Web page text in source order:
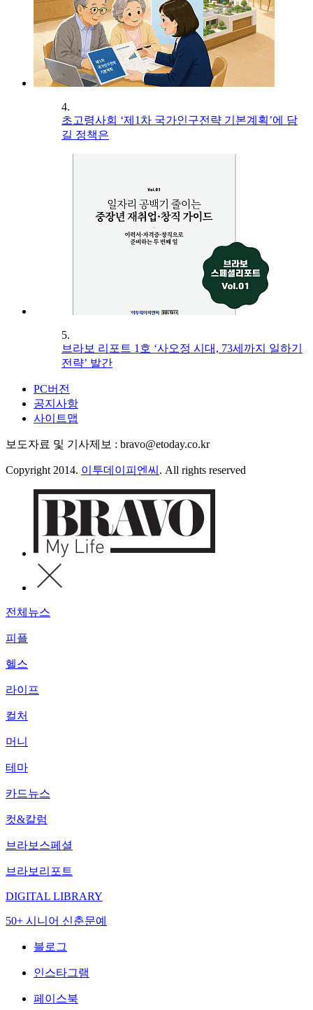
4.
초고령사회 ‘제1차 국가인구전략 기본계획’에 담
길 정책은
5.
브라보 리포트 1호 ‘사오정 시대, 73세까지 일하기
전략’ 발간
PC버전
공지사항
사이트맵
보도자료 및 기사제보 : bravo@etoday.co.kr
Copyright 2014. 이투데이피엔씨 . All rights reserved
전체뉴스
피플
헬스
라이프
컬처
머니
테마
카드뉴스
컷&칼럼
브라보스페셜
브라보리포트
DIGITAL LIBRARY
50+ 시니어 신춘문예
블로그
인스타그램
페이스북